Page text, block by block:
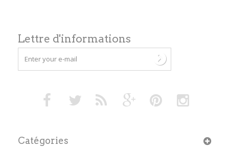
Lettre d'informations
Catégories